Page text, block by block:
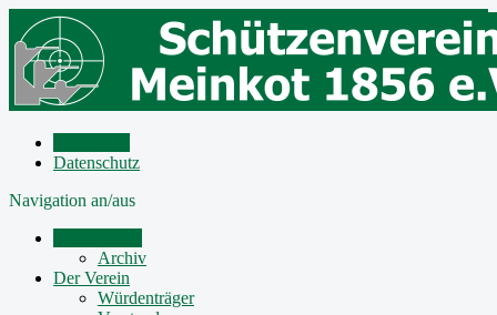
Datenschutz
Navigation an/aus
Archiv
Der Verein
Würdenträger